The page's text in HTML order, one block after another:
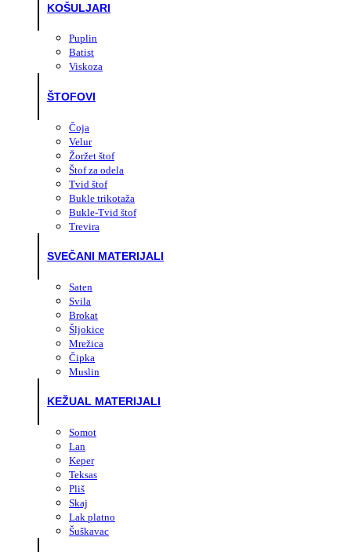
KOŠULJARI
Puplin
Batist
Viskoza
ŠTOFOVI
Čoja
Velur
Žoržet štof
Štof za odela
Tvid štof
Bukle trikotaža
Bukle-Tvid štof
Trevira
SVEČANI MATERIJALI
Saten
Svila
Brokat
Šljokice
Mrežica
Čipka
Muslin
KEŽUAL MATERIJALI
Somot
Lan
Keper
Teksas
Pliš
Skaj
Lak platno
Šuškavac